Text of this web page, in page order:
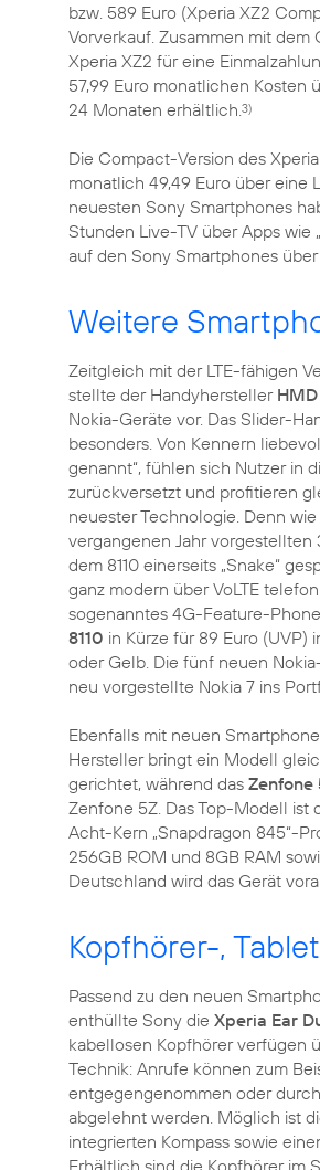
bzw. 589 Euro (Xperia XZ2
Vorverkauf. Zusammen mit dem
Xperia XZ2 für eine
57,99 Euro monatlichen Kosten
24 Monaten erhältlich.3)
Die Compact-Version des
monatlich 49,49 Euro über eine
neuesten Sony Smartphones
Stunden Live-TV über Apps wie
auf den Sony Smartphones
Weitere
Zeitgleich mit der LTE-fähigen
stellte der Handyhersteller
Nokia-Geräte vor. Das Slider-
besonders. Von Kennern
genannt“, fühlen sich Nutzer in
zurückversetzt und profitieren
neuester Technologie. Denn
vergangenen Jahr vorgestellten
dem 8110 einerseits „Snake“
ganz modern über VoLTE
sogenanntes 4G-Feature-
8110 in Kürze für 89 Euro (UVP)
oder Gelb. Die fünf neuen
neu vorgestellte Nokia 7 ins
Ebenfalls mit neuen
Hersteller bringt ein Modell
gerichtet, während das Zenfone
Zenfone 5Z. Das Top-Modell ist
Acht-Kern „Snapdragon 845“-
256GB ROM und 8GB RAM
Deutschland wird das Gerät
Kopfhörer-,
Passend zu den neuen
enthüllte Sony die Xperia Ear
kabellosen Kopfhörer verfügen
Technik: Anrufe können zum
entgegengenommen oder
abgelehnt werden. Möglich ist
integrierten Kompass sowie
Erhältlich sind die Kopfhörer im